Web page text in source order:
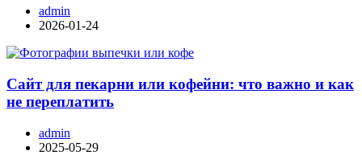
admin
2026-01-24
Сайт для пекарни или кофейни: что важно и как
не переплатить
admin
2025-05-29